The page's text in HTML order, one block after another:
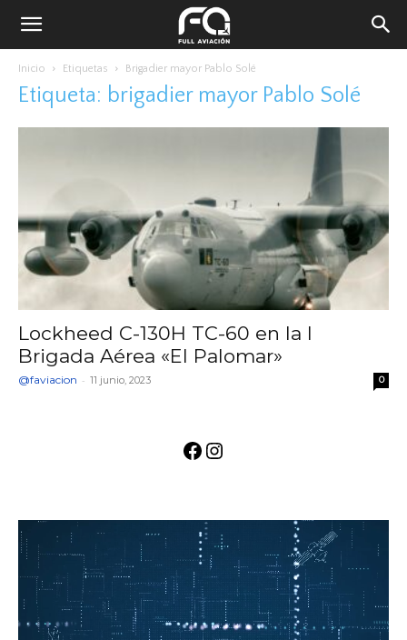
Inicio Etiquetas Brigadier mayor Pablo Solé
Etiqueta: brigadier mayor Pablo Solé
Lockheed C-130H TC-60 en la I
Brigada Aérea «El Palomar»
@faviacion - 11 junio, 2023 0
Facebook
Instagram